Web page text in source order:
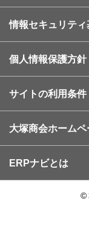
情報セキュリティ
個人情報保護方針
サイトの利用条件
大塚商会ホームペ
ERPナビとは
©